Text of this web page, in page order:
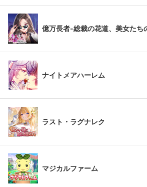
億万長者-総裁の花道、美女たち
ナイトメアハーレム
ラスト・ラグナレク
マジカルファーム